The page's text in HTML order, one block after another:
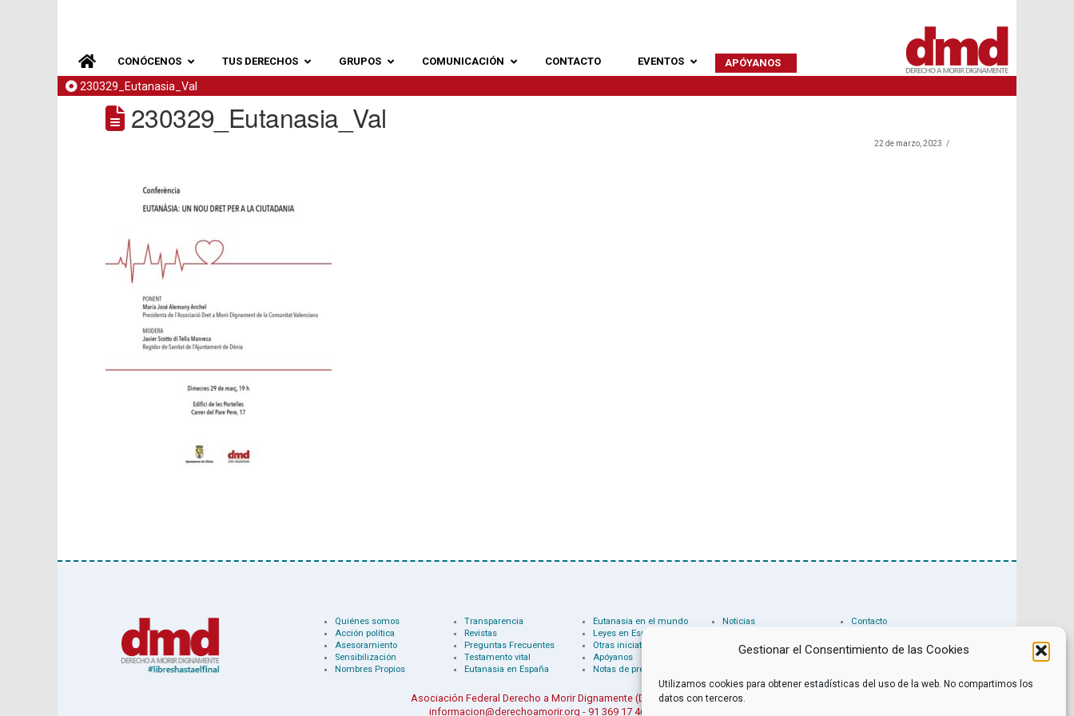
Gestionar el Consentimiento de las Cookies
Utilizamos cookies para obtener estadísticas del uso de la web. No compartimos los
datos con terceros.
CONÓCENOS TUS DERECHOS GRUPOS COMUNICACIÓN CONTACTO EVENTOS APÓYANOS
230329_Eutanasia_Val
230329_Eutanasia_Val
22 de marzo, 2023
Quiénes somos
Acción política
Asesoramiento
Sensibilización
Nombres Propios
Transparencia
Revistas
Preguntas Frecuentes
Testamento vital
Eutanasia en España
Eutanasia en el mundo
Leyes en España
Otras iniciativas
Apóyanos
Notas de prensa
Noticias
Archivo
Libros recomendados
Contacto
Política de privacidad
Facebook
Asociación Federal Derecho a Morir Dignamente (DMD)
informacion@derechoamorir.org - 91 369 17 46